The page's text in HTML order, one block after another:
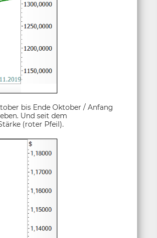
bis Ende Oktober / Anfang
Und seit dem
(roter Pfeil).